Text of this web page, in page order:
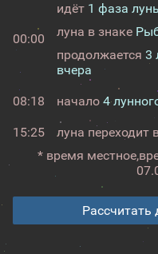
00:00
идёт 1 фаза
луна в знаке
продолжается 3
вчера
08:18 начало 4
15:25 луна переходит
* время местное,
Рассчитать